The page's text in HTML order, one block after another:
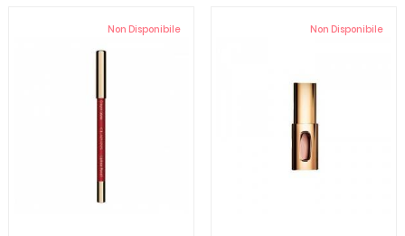
Non Disponibile Non Disponibile